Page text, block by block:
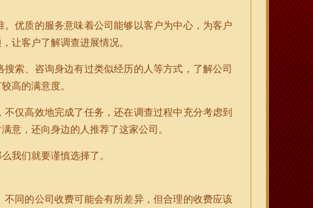
优质的服务意味着公司能够以客户为中心，为客户
让客户了解调查进展情况。
索、咨询身边有过类似经历的人等方式，了解公司
高的满意度。
仅高效地完成了任务，还在调查过程中充分考虑到
意，还向身边的人推荐了这家公司。
我们就要谨慎选择了。
同的公司收费可能会有所差异，但合理的收费应该